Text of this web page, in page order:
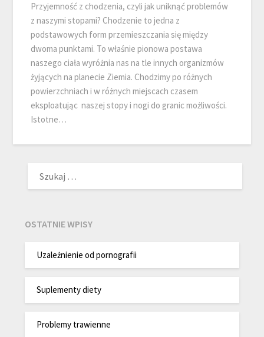
Przyjemność z chodzenia, czyli jak uniknąć problemów
z naszymi stopami? Chodzenie to jedna z
podstawowych form przemieszczania się między
dwoma punktami. To właśnie pionowa postawa
naszego ciała wyróżnia nas na tle innych organizmów
żyjących na planecie Ziemia. Chodzimy po różnych
powierzchniach i w różnych miejscach czasem
eksploatując naszej stopy i nogi do granic możliwości.
Istotne…
OSTATNIE WPISY
Uzależnienie od pornografii
Suplementy diety
Problemy trawienne